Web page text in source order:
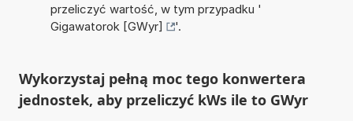
przeliczyć wartość, w tym przypadku '
Gigawatorok [GWyr]
'.
Wykorzystaj pełną moc tego konwertera
jednostek, aby przeliczyć kWs ile to GWyr